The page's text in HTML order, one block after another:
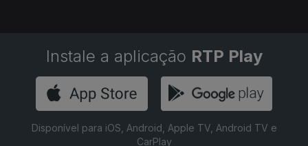
Instale a aplicação RTP Play
Disponível para iOS, Android, Apple TV, Android TV e
CarPlay